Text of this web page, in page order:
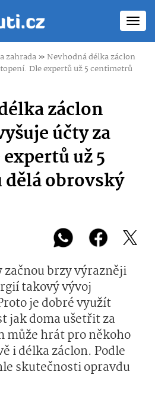
zahrada»Nevhodná délka záclon
Dle expertů už 5 centimetrů
záclon
účty za
už 5
obrovský
brzy výrazněji
takový vývoj
je dobré využít
jak doma ušetřit za
může hrát pro někoho
i délka záclon. Podle
skutečnosti opravdu